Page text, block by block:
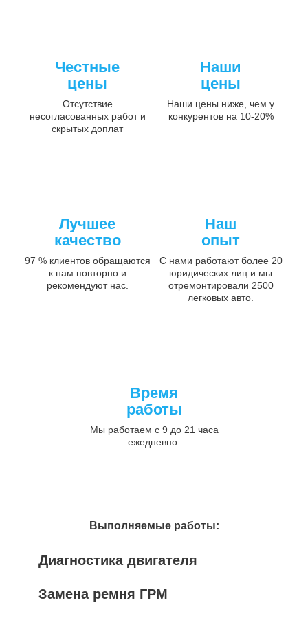
Честные
цены
Отсутствие
несогласованных работ и
скрытых доплат
Наши
цены
Наши цены ниже, чем у
конкурентов на 10-20%
Лучшее
качество
97 % клиентов обращаются
к нам повторно и
рекомендуют нас.
Наш
опыт
С нами работают более 20
юридических лиц и мы
отремонтировали 2500
легковых авто.
Время
работы
Мы работаем с 9 до 21 часа
ежедневно.
Выполняемые работы:
Диагностика двигателя
Замена ремня ГРМ